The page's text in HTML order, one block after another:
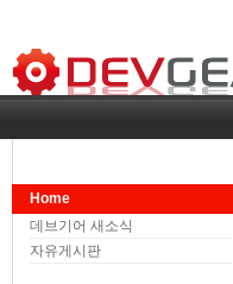
Home
데브기어 새소식
자유게시판